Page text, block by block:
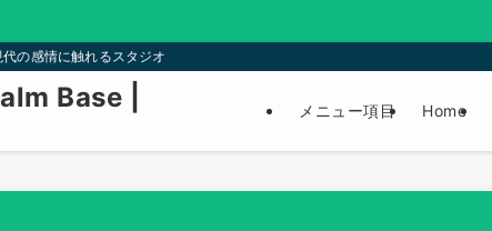
の感情に触れるスタジオ
Base |
メニュー項目 Home